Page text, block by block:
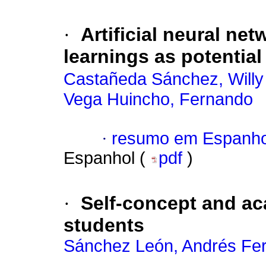
·
Artificial neural
learnings as potential
Castañeda Sánchez,
Vega Huincho, Fernando
· resumo em
Espanhol (
pdf )
·
Self-concept and
students
Sánchez León, Andrés